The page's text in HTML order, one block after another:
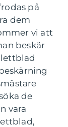
på
dem
vi att
beskär
de
vara